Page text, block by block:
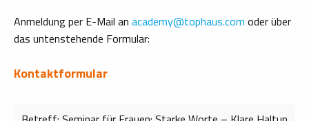
Anmeldung per E-Mail an academy@tophaus.com oder über
das untenstehende Formular:
Kontaktformular
Bitte nicht ausfuellen.